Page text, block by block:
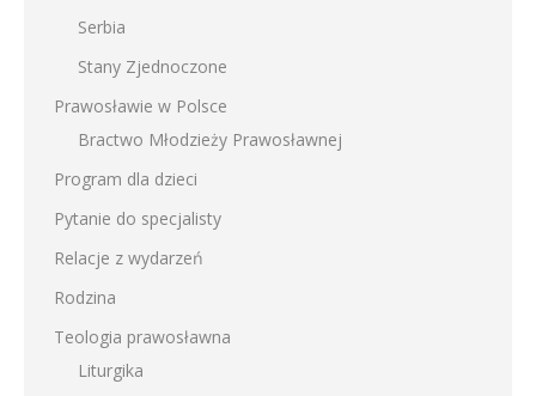
Serbia
Stany Zjednoczone
Prawosławie w Polsce
Bractwo Młodzieży Prawosławnej
Program dla dzieci
Pytanie do specjalisty
Relacje z wydarzeń
Rodzina
Teologia prawosławna
Liturgika